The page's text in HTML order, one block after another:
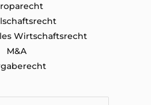
Wirtschaftsrecht
M&A